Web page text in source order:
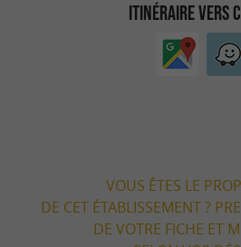
ITINÉRAIRE VERS
VOUS ÊTES LE
DE CET ÉTABLISSEMENT ?
DE VOTRE FICHE ET